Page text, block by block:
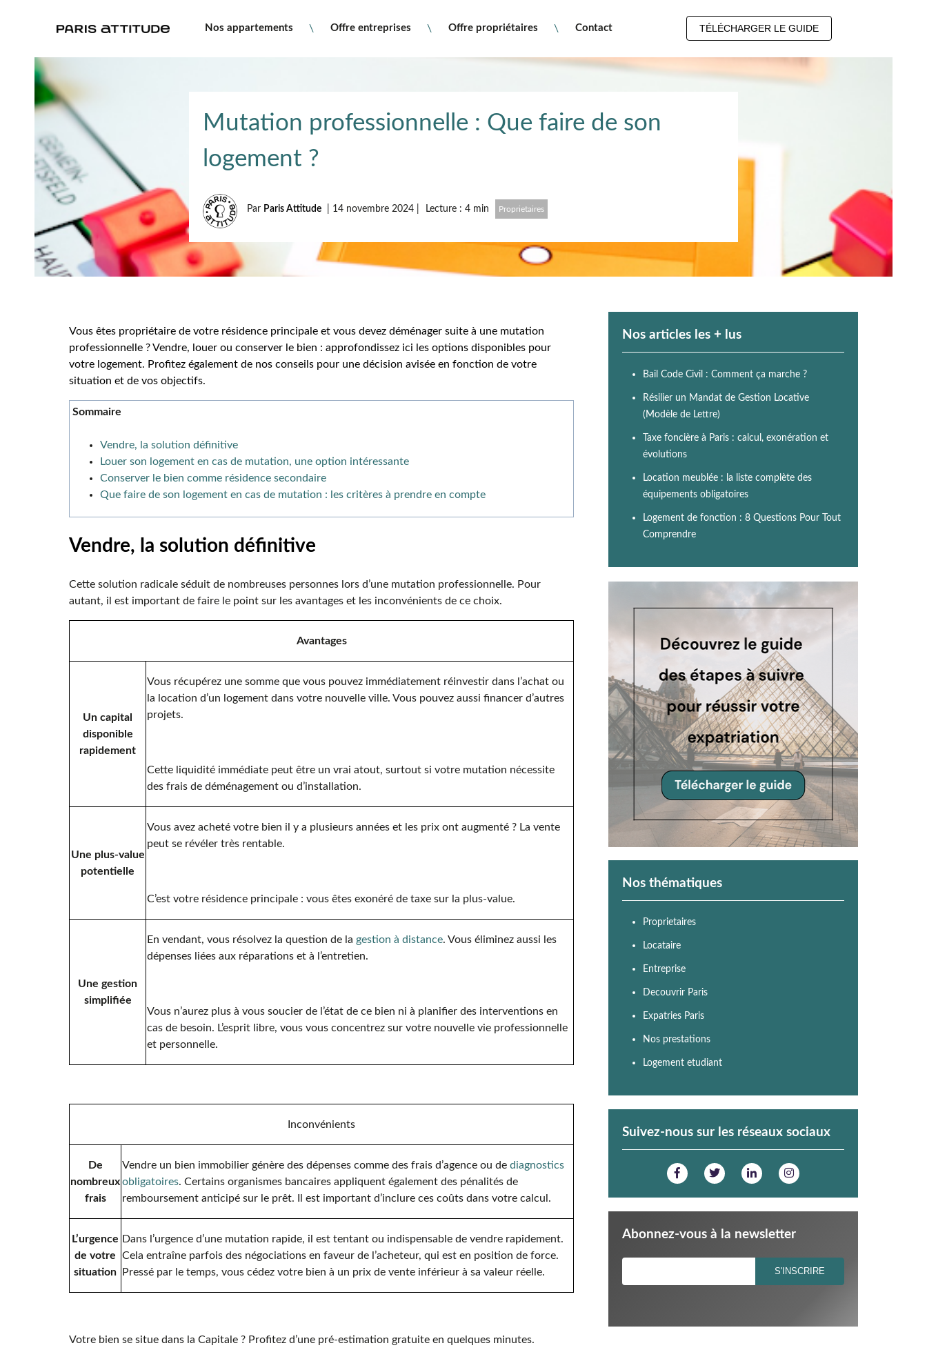
Nos appartements Offre entreprises Offre propriétaires Contact TÉLÉCHARGER LE GUIDE
Mutation professionnelle : Que faire de son
logement ?
Par Paris Attitude 14 novembre 2024 Lecture : 4 min Proprietaires
Vous êtes propriétaire de votre résidence principale et vous devez déménager suite à une mutation
professionnelle ? Vendre, louer ou conserver le bien : approfondissez ici les options disponibles pour
votre logement. Profitez également de nos conseils pour une décision avisée en fonction de votre
situation et de vos objectifs.
Sommaire
Vendre, la solution définitive
Louer son logement en cas de mutation, une option intéressante
Conserver le bien comme résidence secondaire
Que faire de son logement en cas de mutation : les critères à prendre en compte
Vendre, la solution définitive
Cette solution radicale séduit de nombreuses personnes lors d’une mutation professionnelle. Pour
autant, il est important de faire le point sur les avantages et les inconvénients de ce choix.
Avantages
Un capital
disponible
rapidement
Vous récupérez une somme que vous pouvez immédiatement réinvestir dans l’achat ou
la location d’un logement dans votre nouvelle ville. Vous pouvez aussi financer d’autres
projets.
Cette liquidité immédiate peut être un vrai atout, surtout si votre mutation nécessite
des frais de déménagement ou d’installation.
Une plus-value
potentielle
Vous avez acheté votre bien il y a plusieurs années et les prix ont augmenté ? La vente
peut se révéler très rentable.
C’est votre résidence principale : vous êtes exonéré de taxe sur la plus-value.
Une gestion
simplifiée
En vendant, vous résolvez la question de lagestion à distance. Vous éliminez aussi les
dépenses liées aux réparations et à l’entretien.
Vous n’aurez plus à vous soucier de l’état de ce bien ni à planifier des interventions en
cas de besoin. L’esprit libre, vous vous concentrez sur votre nouvelle vie professionnelle
et personnelle.
Inconvénients
De
nombreux
frais
Vendre un bien immobilier génère des dépenses comme des frais d’agence ou dediagnostics
obligatoires. Certains organismes bancaires appliquent également des pénalités de
remboursement anticipé sur le prêt. Il est important d’inclure ces coûts dans votre calcul.
L’urgence
de votre
situation
Dans l’urgence d’une mutation rapide, il est tentant ou indispensable de vendre rapidement.
Cela entraîne parfois des négociations en faveur de l’acheteur, qui est en position de force.
Pressé par le temps, vous cédez votre bien à un prix de vente inférieur à sa valeur réelle.
Votre bien se situe dans la Capitale ? Profitez d’une pré-estimation gratuite en quelques minutes.
Nos articles les + lus
Bail Code Civil : Comment ça marche ?
Résilier un Mandat de Gestion Locative
(Modèle de Lettre)
Taxe foncière à Paris : calcul, exonération et
évolutions
Location meublée : la liste complète des
équipements obligatoires
Logement de fonction : 8 Questions Pour Tout
Comprendre
Nos thématiques
Proprietaires
Locataire
Entreprise
Decouvrir Paris
Expatries Paris
Nos prestations
Logement etudiant
Suivez-nous sur les réseaux sociaux
Abonnez-vous à la newsletter